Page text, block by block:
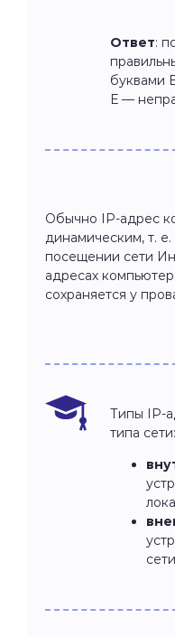
Ответ:
буквами
Е —
Обычно IP-адрес
динамическим, т.
посещении сети
адресах
сохраняется у
Типы IP-
типа сети: